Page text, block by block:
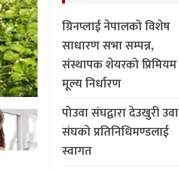
ग्रिनप्लाई नेपालको विशेष
साधारण सभा सम्पन्न,
संस्थापक शेयरको प्रिमियम
मूल्य निर्धारण
पोउवा संघद्वारा देउखुरी उवा
संघको प्रतिनिधिमण्डलाई
स्वागत